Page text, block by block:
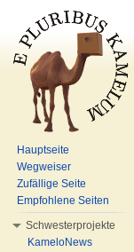
Hauptseite
Wegweiser
Zufällige Seite
Empfohlene Seiten
Schwesterprojekte
KameloNews